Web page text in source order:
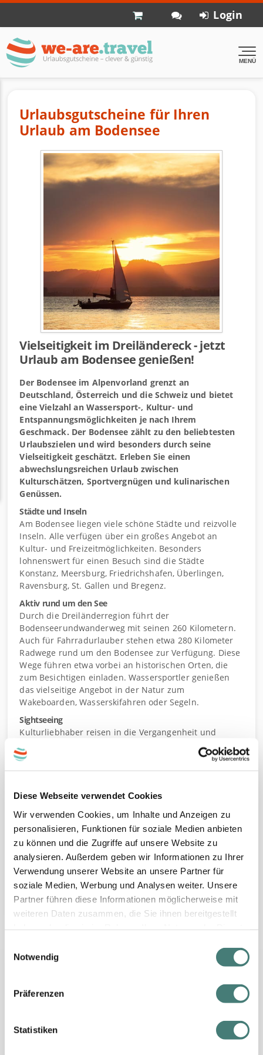
Diese Webseite verwendet Cookies
Wir verwenden Cookies, um Inhalte und Anzeigen zu
personalisieren, Funktionen für soziale Medien anbieten
zu können und die Zugriffe auf unsere Website zu
analysieren. Außerdem geben wir Informationen zu Ihrer
Verwendung unserer Website an unsere Partner für
soziale Medien, Werbung und Analysen weiter. Unsere
Partner führen diese Informationen möglicherweise mit
weiteren Daten zusammen, die Sie ihnen bereitgestellt
Notwendig
Präferenzen
Statistiken
Login
MENÜ
Urlaubsgutscheine für Ihren
Urlaub am Bodensee
Vielseitigkeit im Dreiländereck - jetzt
Urlaub am Bodensee genießen!
Der Bodensee im Alpenvorland grenzt an
Deutschland, Österreich und die Schweiz und bietet
eine Vielzahl an Wassersport-, Kultur- und
Entspannungsmöglichkeiten je nach Ihrem
Geschmack. Der Bodensee zählt zu den beliebtesten
Urlaubszielen und wird besonders durch seine
Vielseitigkeit geschätzt. Erleben Sie einen
abwechslungsreichen Urlaub zwischen
Kulturschätzen, Sportvergnügen und kulinarischen
Genüssen.
Städte und Inseln
Am Bodensee liegen viele schöne Städte und reizvolle
Inseln. Alle verfügen über ein großes Angebot an
Kultur- und Freizeitmöglichkeiten. Besonders
lohnenswert für einen Besuch sind die Städte
Konstanz, Meersburg, Friedrichshafen, Überlingen,
Ravensburg, St. Gallen und Bregenz.
Aktiv rund um den See
Durch die Dreiländerregion führt der
Bodenseerundwanderweg mit seinen 260 Kilometern.
Auch für Fahrradurlauber stehen etwa 280 Kilometer
Radwege rund um den Bodensee zur Verfügung. Diese
Wege führen etwa vorbei an historischen Orten, die
zum Besichtigen einladen. Wassersportler genießen
das vielseitige Angebot in der Natur zum
Wakeboarden, Wasserskifahren oder Segeln.
Sightseeing
Kulturliebhaber reisen in die Vergangenheit und
erkunden das Pfahlbaumuseum Unteruhldingen, die
malerische Meersburg oder die Wallfahrtskirche
Birnau. Weiters können Sie zahlreiche Schlösser und
sowie die Blumeninsel Mainau erkunden. Zu den
Hier lohnt sich ein Besuch auf alle Fälle.
Reisen Sie bei Ihrem nächsten Urlaub zum Bodensee
mit günstigen we-are.travel Urlaubsgutscheinen. So
genießen Sie Ihren Urlaub in qualitätsgeprüften Hotels
um bis zu 70 % günstiger im Vergleich zu einer
normalen Buchung. Jetzt Reiseschnäppchen
aussuchen!
Lifestyle, Kunst, Architektur & Komfort
€ 139,-